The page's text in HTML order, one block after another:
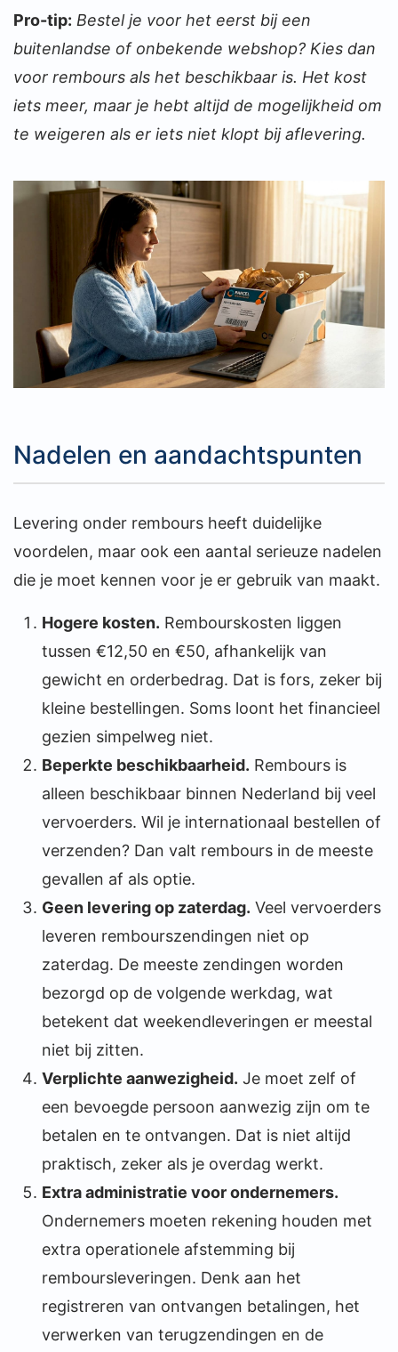
Pro-tip: Bestel je voor het eerst bij een
buitenlandse of onbekende webshop? Kies dan
voor rembours als het beschikbaar is. Het kost
iets meer, maar je hebt altijd de mogelijkheid om
te weigeren als er iets niet klopt bij aflevering.
Nadelen en aandachtspunten
Levering onder rembours heeft duidelijke
voordelen, maar ook een aantal serieuze nadelen
die je moet kennen voor je er gebruik van maakt.
Hogere kosten. Rembourskosten liggen
tussen €12,50 en €50, afhankelijk van
gewicht en orderbedrag. Dat is fors, zeker bij
kleine bestellingen. Soms loont het financieel
gezien simpelweg niet.
Beperkte beschikbaarheid. Rembours is
alleen beschikbaar binnen Nederland bij veel
vervoerders. Wil je internationaal bestellen of
verzenden? Dan valt rembours in de meeste
gevallen af als optie.
Geen levering op zaterdag. Veel vervoerders
leveren rembourszendingen niet op
zaterdag. De meeste zendingen worden
bezorgd op de volgende werkdag, wat
betekent dat weekendleveringen er meestal
niet bij zitten.
Verplichte aanwezigheid. Je moet zelf of
een bevoegde persoon aanwezig zijn om te
betalen en te ontvangen. Dat is niet altijd
praktisch, zeker als je overdag werkt.
Extra administratie voor ondernemers.
Ondernemers moeten rekening houden met
extra operationele afstemming bij
remboursleveringen. Denk aan het
registreren van ontvangen betalingen, het
verwerken van terugzendingen en de